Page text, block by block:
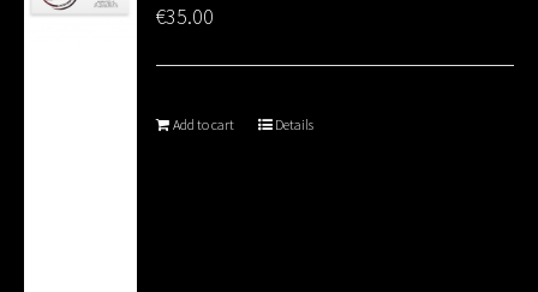
€35.00
Add to cart Details